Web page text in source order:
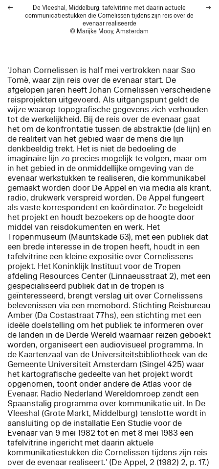
De Vleeshal, Middelburg: tafelvitrine met daarin actuele
communicatiestukken die Cornelissen tijdens zijn reis over de
evenaar realiseerde
© Marijke Mooy, Amsterdam
'Johan Cornelissen is half mei vertrokken naar Sao
Tomè, waar zijn reis over de evenaar start. De
afgelopen jaren heeft Johan Cornelissen verscheidene
reisprojekten uitgevoerd. Als uitgangspunt geldt de
wijze waarop topografische gegevens zich verhouden
tot de werkelijkheid. Bij de reis over de evenaar gaat
het om de konfrontatie tussen de abstraktie (de lijn) en
de realiteit van het gebied waar de mens die lijn
denkbeeldig trekt. Het is niet de bedoeling de
imaginaire lijn zo precies mogelijk te volgen, maar om
in het gebied in de onmiddellijke omgeving van de
evenaar werkstukken te realiseren, die kommunikabel
gemaakt worden door De Appel en via media als krant,
radio, drukwerk verspreid worden. De Appel fungeert
als vaste korrespondent en koördinator. Ze begeleidt
het projekt en houdt bezoekers op de hoogte door
middel van reisdokumenten en werk. Het
Tropenmuseum (Mauritskade 63), met een publiek dat
een brede interesse in de tropen heeft, houdt in een
tafelvitrine een kleine expositie over Cornelissens
projekt. Het Koninklijk Instituut voor de Tropen
afdeling Resources Center (Linnaeusstraat 2), met een
gespecialiseerd publiek dat in de tropen is
geïnteresseerd, brengt verslag uit over Cornelissens
belevenissen via een memobord. Stichting Reisbureau
Amber (Da Costastraat 77hs), een stichting met een
ideële doelstelling om het publiek te informeren over
de landen in de Derde Wereld waarnaar reizen geboekt
worden, organiseert een audiovisueel programma. In
de Kaartenzaal van de Universiteitsbibliotheek van de
Gemeente Universiteit Amsterdam (Singel 425) waar
het kartografische gedeelte van het projekt wordt
opgenomen, toont onder andere de Atlas voor de
Evenaar. Radio Nederland Wereldomroep zendt een
Spaanstalig programma over kommunikatie uit. In De
Vleeshal (Grote Markt, Middelburg) tenslotte wordt in
aansluiting op de installatie Een Studie voor de
Evenaarvan 9 mei 1982 tot en met 8 mei 1983 een
tafelvitrine ingericht met daarin aktuele
kommunikatiestukken die Cornelissen tijdens zijn reis
over de evenaar realiseert.' (De Appel, 2 (1982) 2, p. 17.)